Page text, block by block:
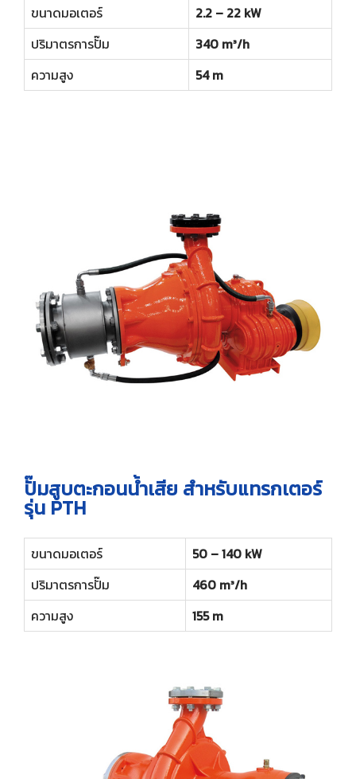
ขนาดมอเตอร์
2.2 – 22 kW
ปริมาตรการปั๊ม
340 m³/h
ความสูง
54 m
ปั๊มสูบตะกอนน้ำเสีย สำหรับแทรกเตอร์
รุ่น PTH
ขนาดมอเตอร์
50 – 140 kW
ปริมาตรการปั๊ม
460 m³/h
ความสูง
155 m